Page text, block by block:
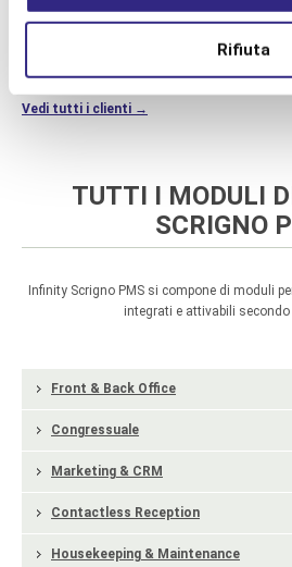
Rifiuta
Vedi tutti i clienti →
TUTTI I MODULI
SCRIGNO
Infinity Scrigno PMS si compone di moduli
integrati e attivabili secondo
Front & Back Office
Congressuale
Marketing & CRM
Contactless Reception
Housekeeping & Maintenance